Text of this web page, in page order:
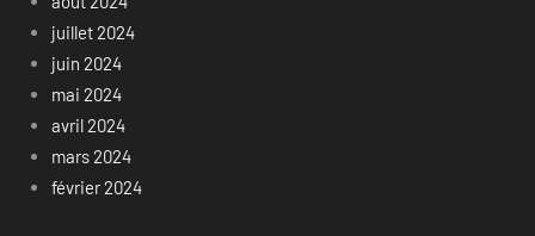
juillet 2024
juin 2024
mai 2024
avril 2024
mars 2024
février 2024